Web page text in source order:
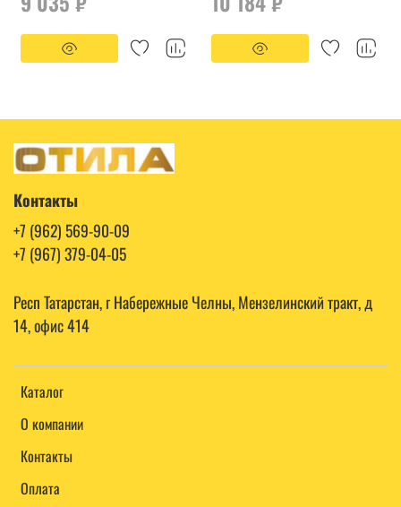
Каталог
О компании
Контакты
Оплата
Контакты
+7 (962) 569-90-09
+7 (967) 379-04-05
Респ Татарстан, г Набережные Челны, Мензелинский тракт, д
14, офис 414